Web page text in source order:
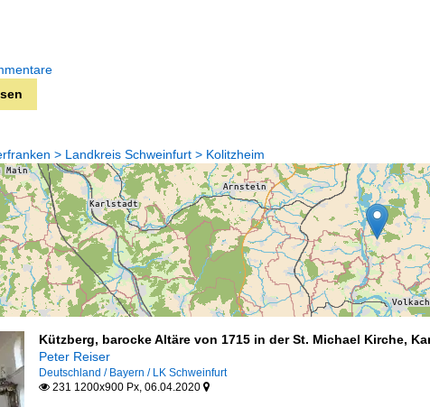
> Landkreis Schweinfurt > Kolitzheim
Kützberg, barocke Altäre von 1715 in der St. Michael Kirche,
Peter Reiser
Deutschland / Bayern / LK Schweinfurt
231 1200x900 Px, 06.04.2020 